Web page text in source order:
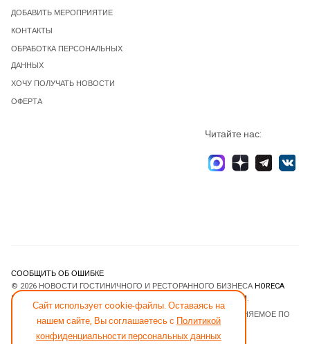
Сайт использует cookie-файлы. Оставаясь на
нашем сайте, Вы соглашаетесь с Политикой
конфиденциальности персональных данных
ДОБАВИТЬ МЕРОПРИЯТИЕ
КОНТАКТЫ
ОБРАБОТКА ПЕРСОНАЛЬНЫХ
ДАННЫХ
ХОЧУ ПОЛУЧАТЬ НОВОСТИ
ОФЕРТА
Читайте нас:
СООБЩИТЬ ОБ ОШИБКЕ
© 2026 НОВОСТИ ГОСТИНИЧНОГО И РЕСТОРАННОГО БИЗНЕСА HORECA
ESTATE
JOOMLART.COM.
- ПРОГРАММНОЕ ОБЕСПЕЧЕНИЕ, РАСПРОСТРАНЯЕМОЕ ПО
ЛИЦЕНЗИИGNU GENERAL PUBLIC LICENSE